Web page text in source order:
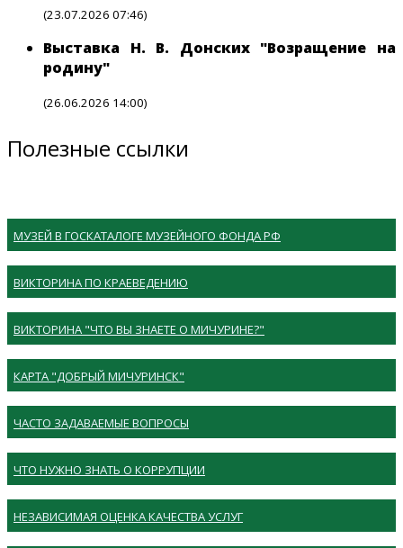
(23.07.2026 07:46)
Выставка Н. В. Донских "Возращение на
родину"
(26.06.2026 14:00)
Полезные ссылки
МУЗЕЙ В ГОСКАТАЛОГЕ МУЗЕЙНОГО ФОНДА РФ
ВИКТОРИНА ПО КРАЕВЕДЕНИЮ
ВИКТОРИНА "ЧТО ВЫ ЗНАЕТЕ О МИЧУРИНЕ?"
КАРТА "ДОБРЫЙ МИЧУРИНСК"
ЧАСТО ЗАДАВАЕМЫЕ ВОПРОСЫ
ЧТО НУЖНО ЗНАТЬ О КОРРУПЦИИ
НЕЗАВИСИМАЯ ОЦЕНКА КАЧЕСТВА УСЛУГ